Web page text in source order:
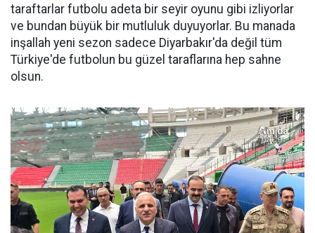
taraftarlar futbolu adeta bir seyir oyunu gibi izliyorlar
ve bundan büyük bir mutluluk duyuyorlar. Bu manada
inşallah yeni sezon sadece Diyarbakır'da değil tüm
Türkiye'de futbolun bu güzel taraflarına hep sahne
olsun.